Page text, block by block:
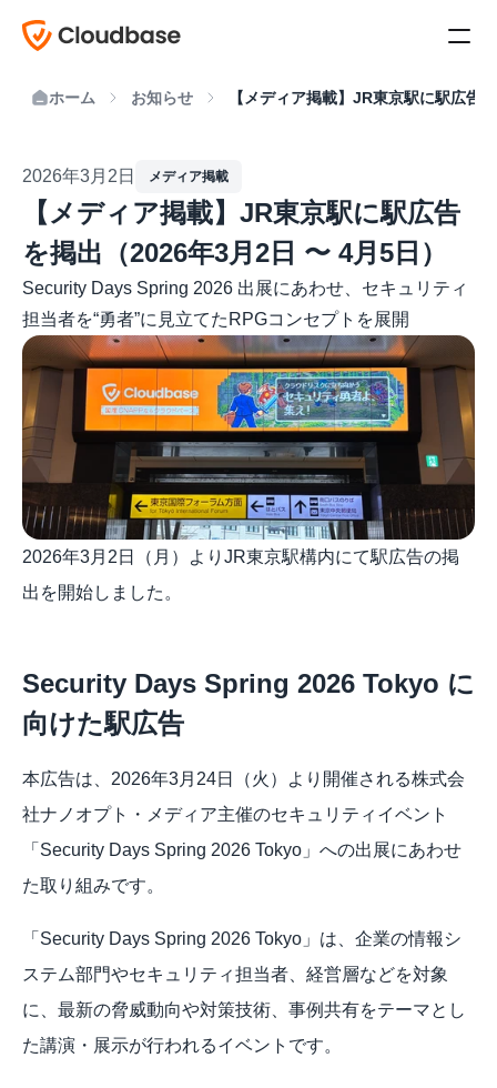
ホーム お知らせ 【メディア掲載】JR東京駅に駅広告
2026年3月2日 メディア掲載
【メディア掲載】JR東京駅に駅広告
を掲出（2026年3月2日 〜 4月5日）
Security Days Spring 2026 出展にあわせ、セキュリティ
担当者を“勇者”に見立てたRPGコンセプトを展開
2026年3月2日（月）よりJR東京駅構内にて駅広告の掲
出を開始しました。
Security Days Spring 2026 Tokyo に
向けた駅広告
本広告は、2026年3月24日（火）より開催される株式会
社ナノオプト・メディア主催のセキュリティイベント
「Security Days Spring 2026 Tokyo」への出展にあわせ
た取り組みです。
「Security Days Spring 2026 Tokyo」は、企業の情報シ
ステム部門やセキュリティ担当者、経営層などを対象
に、最新の脅威動向や対策技術、事例共有をテーマとし
た講演・展示が行われるイベントです。